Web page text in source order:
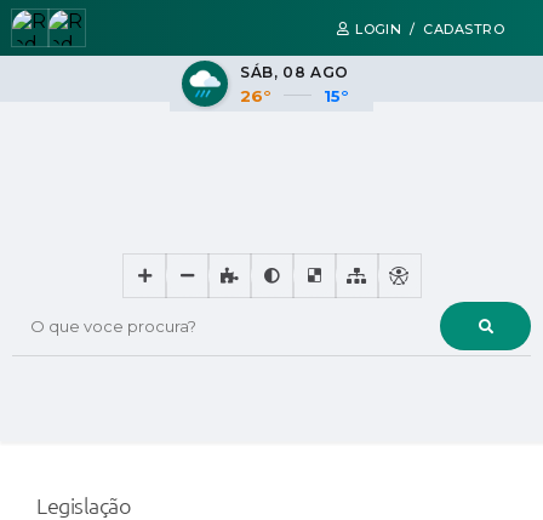
LOGIN / CADASTRO
O que voce procura?
SÁB 08 AGO
26° 15°
Legislação